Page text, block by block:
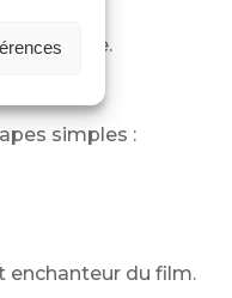
classique.
simples :
enchanteur du film.